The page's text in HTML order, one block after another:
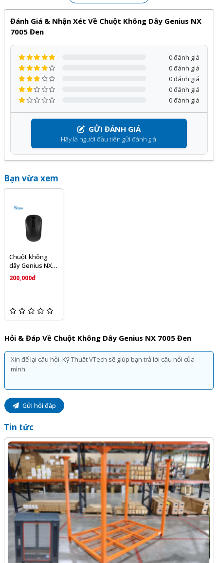
Mouse không dây Genius NX-7005
phối bởi Kỹ Thuật Vtech được cam kết chính hãng, giá tốt
và bảo hành
đãi hấp dẫn khác.
Quý khách hàng hoàn toàn yên tâm khi lựa chọn sử dụng
sản phẩm, dịch vụ tại Kỹ Thuật Vtech.
Đánh Giá & Nhận Xét Về Chuột Không Dây Genius NX
7005 Đen
GỬI ĐÁNH GIÁ
Hãy là người đầu tiên gửi đánh giá.
0 đánh giá
0 đánh giá
0 đánh giá
0 đánh giá
0 đánh giá
Bạn vừa xem
Chuột không
dây Genius NX
7005 Đen
200,000đ
Hỏi & Đáp Về Chuột Không Dây Genius NX 7005 Đen
Gửi hỏi đáp
Tin tức